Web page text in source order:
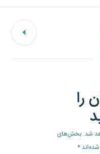
را
شد. بخش‌های
*